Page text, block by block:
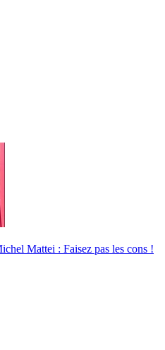
Mattei : Faisez pas les cons !